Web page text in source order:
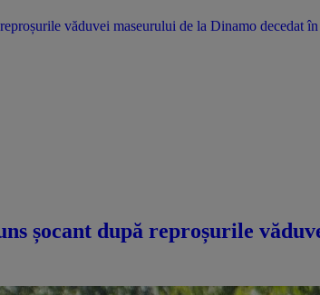
văduvei maseurului de la Dinamo decedat
șocant după reproșurile